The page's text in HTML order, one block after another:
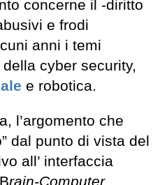
concerne il -diritto
e frodi
anni i temi
cyber security,
e robotica.
l’argomento che
dal punto di vista del
all’ interfaccia